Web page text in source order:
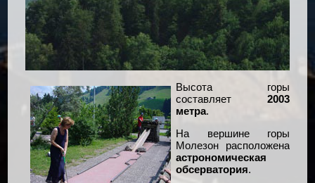
Высота горы
составляет 2003
метра.
На вершине горы
Молезон расположена
астрономическая
обсерватория.